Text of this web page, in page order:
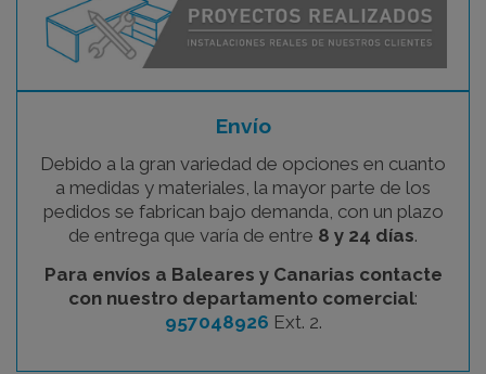
Envío
Debido a la gran variedad de opciones en cuanto
a medidas y materiales, la mayor parte de los
pedidos se fabrican bajo demanda, con un plazo
de entrega que varía de entre 8 y 24 días.
Para envíos a Baleares y Canarias contacte
con nuestro departamento comercial:
957048926 Ext. 2.